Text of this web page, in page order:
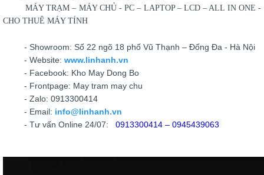
MÁY TRẠM – MÁY CHỦ - PC – LAPTOP – LCD – ALL IN ONE -
CHO THUÊ MÁY TÍNH
- Showroom: Số 22 ngõ 18 phố Vũ Thạnh – Đống Đa - Hà Nội
- Website: www.linhanh.vn
- Facebook: Kho May Dong Bo
- Frontpage: May tram may chu
- Zalo: 0913300414
- Email: info@linhanh.vn
- Tư vấn Online 24/07:
0913300414 – 0945439063